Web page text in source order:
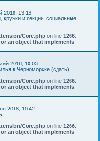
2018, 13:16
кружки и секции, социальные
Core.php on line 1266:
an object that implements
2018, 10:03
в Черноморске (сдать)
Core.php on line 1266:
an object that implements
2018, 10:42
Core.php on line 1266:
an object that implements